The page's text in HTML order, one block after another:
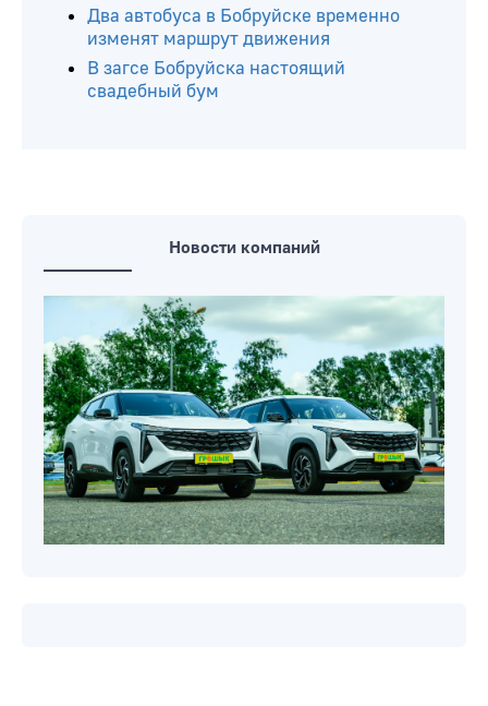
Два автобуса в Бобруйске временно
изменят маршрут движения
В загсе Бобруйска настоящий
свадебный бум
Новости компаний